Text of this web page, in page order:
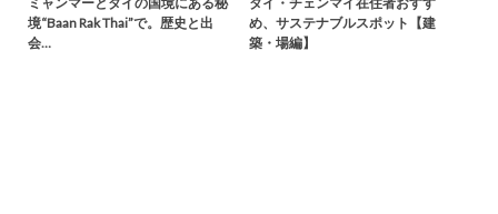
境“Baan Rak Thai”で。歴史と出
会…
め、サステナブルスポット【建
築・場編】